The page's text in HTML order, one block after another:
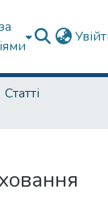
Статті